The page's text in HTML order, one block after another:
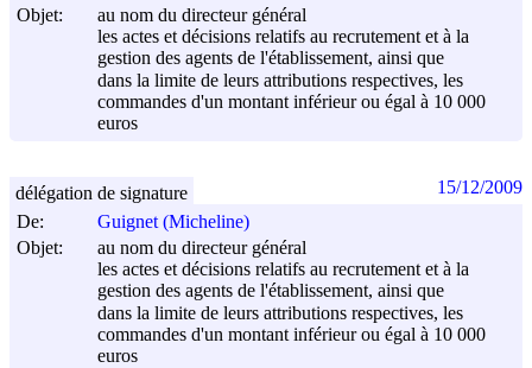
Objet:
au nom du directeur général
les actes et décisions relatifs au recrutement et à la
gestion des agents de l'établissement, ainsi que
dans la limite de leurs attributions respectives, les
commandes d'un montant inférieur ou égal à 10 000
euros
De:
Guignet (Micheline)
Objet:
au nom du directeur général
les actes et décisions relatifs au recrutement et à la
gestion des agents de l'établissement, ainsi que
dans la limite de leurs attributions respectives, les
commandes d'un montant inférieur ou égal à 10 000
euros
délégation de signature 15/12/2009